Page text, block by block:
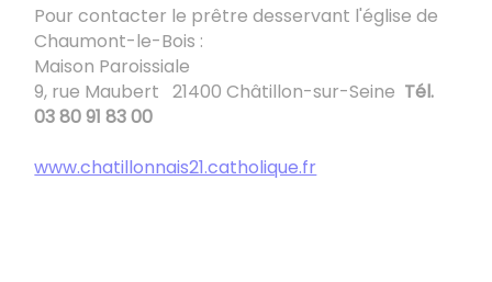
Pour contacter le prêtre desservant l'église de
Chaumont-le-Bois :
Maison Paroissiale
9, rue Maubert 21400 Châtillon-sur-Seine Tél.
03 80 91 83 00
www.chatillonnais21.catholique.fr